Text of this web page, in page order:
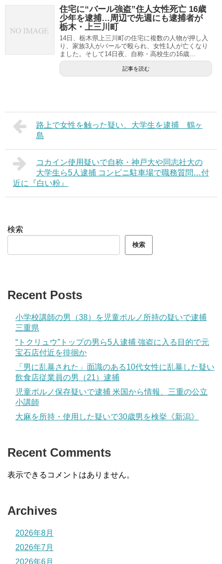
住宅に“バール強盗”住人女性死亡 16歳
少年を逮捕…周辺で先週にも逮捕者が
栃木・上三川町
14日、栃木県上三川町の住宅に複数の人物が押し入
り、家族3人がバールで殴られ、女性1人が亡くなり
ました。そして14日夜、自称・高校生の16歳...
記事を読む
路上で女性を触った疑い、大学生を逮捕 鶴ヶ
島
コカイン使用疑いで自称・神戸大や同志社大の
大学生ら5人逮捕 コンビニ駐車場で職務質問…付
近に『白い粉』
検索
検索
Recent Posts
小学校講師の男（38）を児童ポルノ所持の疑いで逮捕
三重県
“トクリュウ”トップの男ら5人逮捕 強盗に入る目的で元
宝石店付近を徘徊か
「男に乱暴された」面識のある10代女性に乱暴した疑い
飲食店従業員の男（21）逮捕
児童ポルノ保存疑いで逮捕 米国から情報、三重の公立
小講師
大麻を所持・使用した疑いで30歳男を検挙《新潟》
Recent Comments
表示できるコメントはありません。
Archives
2026年8月
2026年7月
2026年6月